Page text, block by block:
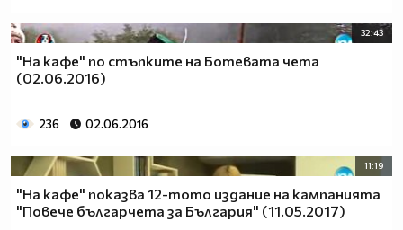
32:43
"На кафе" по стъпките на Ботевата чета
(02.06.2016)
236 02.06.2016
11:19
"На кафе" показва 12-тото издание на кампанията
"Повече българчета за България" (11.05.2017)